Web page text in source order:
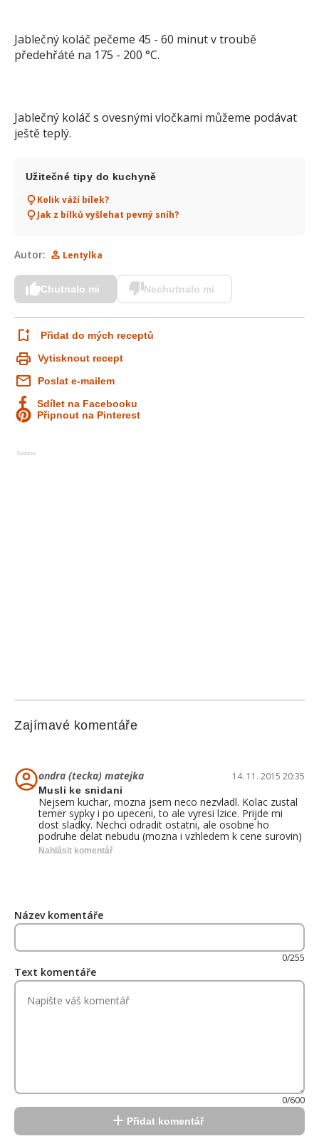
Jablečný koláč pečeme 45 - 60 minut v troubě
předehřáté na 175 - 200 °C.
Jablečný koláč s ovesnými vločkami můžeme podávat
ještě teplý.
Užitečné tipy do kuchyně
Kolik váží bílek?
Jak z bílků vyšlehat pevný sníh?
Autor: Lentylka
Chutnalo mi Nechutnalo mi
Přidat do mých receptů
Vytisknout recept
Poslat e-mailem
Sdílet na Facebooku
Připnout na Pinterest
Reklama
Zajímavé komentáře
ondra (tecka) matejka 14. 11. 2015 20:35
Musli ke snidani
Nejsem kuchar, mozna jsem neco nezvladl. Kolac zustal
temer sypky i po upeceni, to ale vyresi lzice. Prijde mi
dost sladky. Nechci odradit ostatni, ale osobne ho
podruhe delat nebudu (mozna i vzhledem k cene surovin)
Nahlásit komentář
Název komentáře
0/255
Text komentáře
0/600
Přidat komentář